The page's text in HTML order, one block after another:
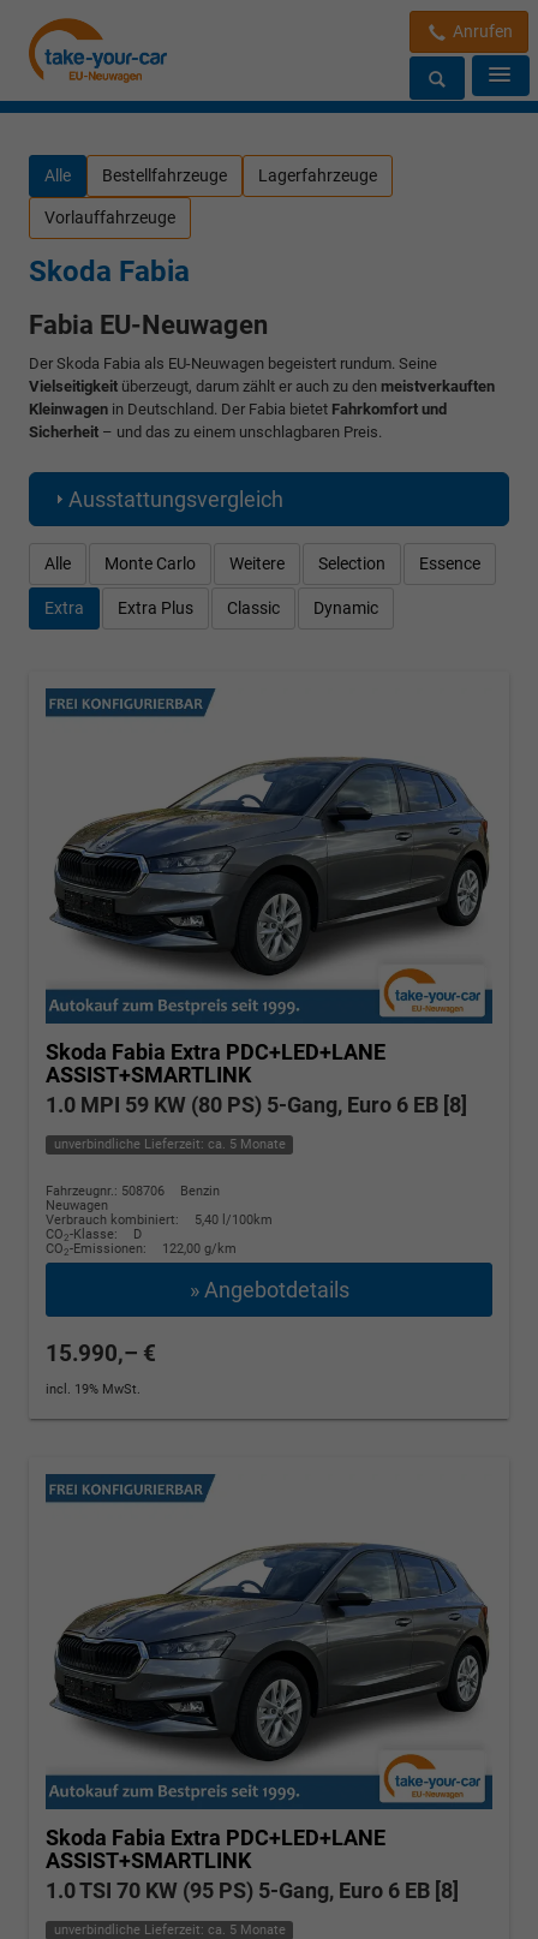
Anrufen
Alle Bestellfahrzeuge Lagerfahrzeuge
Vorlauffahrzeuge
Skoda Fabia
Fabia EU-Neuwagen
Der Skoda Fabia als EU-Neuwagen begeistert rundum. Seine
Vielseitigkeit überzeugt, darum zählt er auch zu den meistverkauften
Kleinwagen in Deutschland. Der Fabia bietet Fahrkomfort und
Sicherheit – und das zu einem unschlagbaren Preis.
Ausstattungsvergleich
Alle Monte Carlo Weitere Selection Essence
Extra Extra Plus Classic Dynamic
Skoda Fabia Extra PDC+LED+LANE
ASSIST+SMARTLINK
1.0 MPI 59 KW (80 PS) 5-Gang, Euro 6 EB [8]
unverbindliche Lieferzeit: ca. 5 Monate
Fahrzeugnr.: 508706
Benzin
Neuwagen
Verbrauch kombiniert:
5,40 l/100km
CO2-Klasse:
D
CO2-Emissionen: 122,00 g/km
» Angebotdetails
15.990,– €
incl. 19% MwSt.
Skoda Fabia Extra PDC+LED+LANE
ASSIST+SMARTLINK
1.0 TSI 70 KW (95 PS) 5-Gang, Euro 6 EB [8]
unverbindliche Lieferzeit: ca. 5 Monate